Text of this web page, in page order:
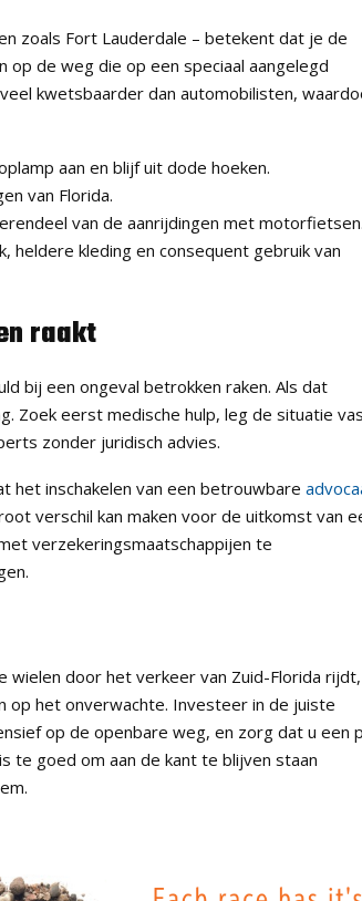
zoals Fort Lauderdale – betekent dat je de
de weg die op een speciaal aangelegd
kwetsbaarder dan automobilisten,
aan en blijf uit dode hoeken.
van Florida.
van de aanrijdingen met
kleding en consequent gebruik van
raakt
bij een ongeval betrokken raken. Als dat
Zoek eerst medische hulp, leg de situatie
zonder juridisch advies.
het inschakelen van een betrouwbare
verschil kan maken voor de uitkomst van
verzekeringsmaatschappijen te
door het verkeer van Zuid-Florida rijdt,
op het onverwachte. Investeer in de juiste
op de openbare weg, en zorg dat u een
te goed om aan de kant te blijven staan